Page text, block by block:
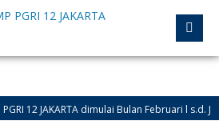
12 JAKARTA dimulai Bulan Februari l s.d.